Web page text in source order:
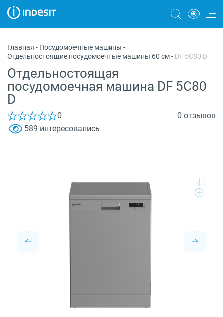
Морозильные камеры
Стиральные и сушильные машины
Посудомоечные машины
Плиты
Варочные панели
Микроволновые печи
Технологии
Сервис
Главная - Посудомоечные машины -
Отдельностоящие посудомоечные машины 60 см- DF 5C80 D
Отдельностоящая
посудомоечная машина DF 5C80
D
0
0 отзывов
589 интересовались